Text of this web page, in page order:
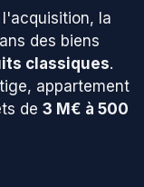
la
des biens
classiques.
appartement
de 3 M€ à 500